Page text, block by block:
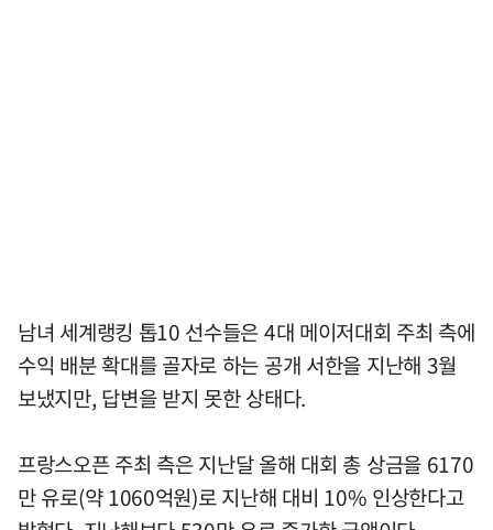
남녀 세계랭킹 톱10 선수들은 4대 메이저대회 주최 측에
수익 배분 확대를 골자로 하는 공개 서한을 지난해 3월
보냈지만, 답변을 받지 못한 상태다.
프랑스오픈 주최 측은 지난달 올해 대회 총 상금을 6170
만 유로(약 1060억원)로 지난해 대비 10% 인상한다고